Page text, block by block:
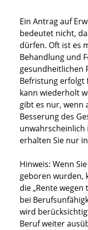
Ein Antrag auf
bedeutet nicht,
dürfen. Oft ist es
Behandlung und
gesundheitlichen
Befristung erfolgt
kann wiederholt
gibt es nur, wenn
Besserung des
unwahrscheinlich
erhalten Sie nur
Hinweis: Wenn
geboren wurden,
die „Rente
bei
wird
Beruf weiter